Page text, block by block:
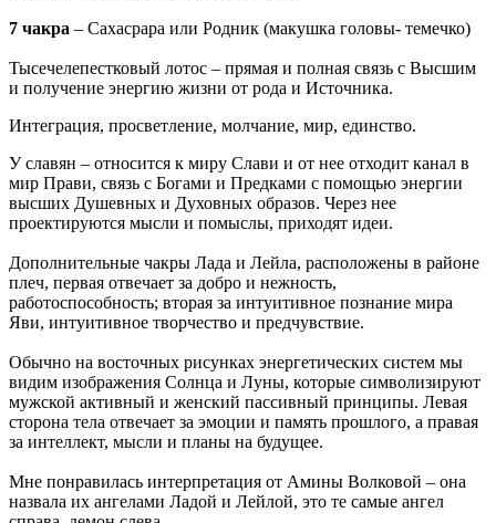
7 чакра – Сахасрара или Родник (макушка головы- темечко)
Тысечелепестковый лотос – прямая и полная связь с Высшим
и получение энергию жизни от рода и Источника.
Интеграция, просветление, молчание, мир, единство.
У славян – относится к миру Слави и от нее отходит канал в
мир Прави, связь с Богами и Предками с помощью энергии
высших Душевных и Духовных образов. Через нее
проектируются мысли и помыслы, приходят идеи.
Дополнительные чакры Лада и Лейла, расположены в районе
плеч, первая отвечает за добро и нежность,
работоспособность; вторая за интуитивное познание мира
Яви, интуитивное творчество и предчувствие.
Обычно на восточных рисунках энергетических систем мы
видим изображения Солнца и Луны, которые символизируют
мужской активный и женский пассивный принципы. Левая
сторона тела отвечает за эмоции и память прошлого, а правая
за интеллект, мысли и планы на будущее.
Мне понравилась интерпретация от Амины Волковой – она
назвала их ангелами Ладой и Лейлой, это те самые ангел